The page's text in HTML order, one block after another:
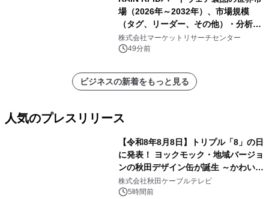
場（2026年～2032年）、市場規模
（タグ、リーダー、その他）・分析レ
ポートを発表
株式会社マーケットリサーチセンター
49分前
ビジネスの新着をもっと見る
人気のプレスリリース
【令和8年8月8日】トリプル「8」の日
に発表！ ヨックモック・地域バージョ
ンの秋田デザイン缶が誕生 ～かわいい
秋田犬の子犬と秋田の四季と名所を巡
るパッケージ～ 9月1日(火)秋田県内で
株式会社秋田ケーブルテレビ
5時間前